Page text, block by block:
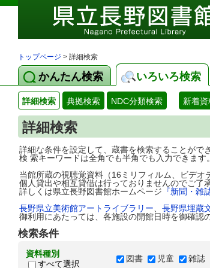
トップページ > 詳細検索
かんたん検索 いろいろ検索
詳細検索 典拠検索 NDC分類検索 新着資
詳細検索
詳細な条件を設定して、蔵書を検索することがで
検 索キーワードは全角でも半角でも入力できます。
当館所蔵の視聴覚資料（16ミリフィルム、ビデオ
個人貸出や相互貸借は行っておりませんのでご了
詳しくは県立長野図書館ホームページ 『新聞・雑
長野県立美術館アートライブラリー
長野県埋蔵
御利用にあたっては、各施設の開館日時を御確認
検索条件
資料種別
すべて選択
図書 児童 雑誌